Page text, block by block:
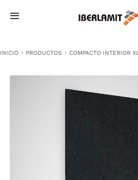
Toggle
NOSOTROS
INICIO PRODUCTOS COMPACTO INTERIOR XL